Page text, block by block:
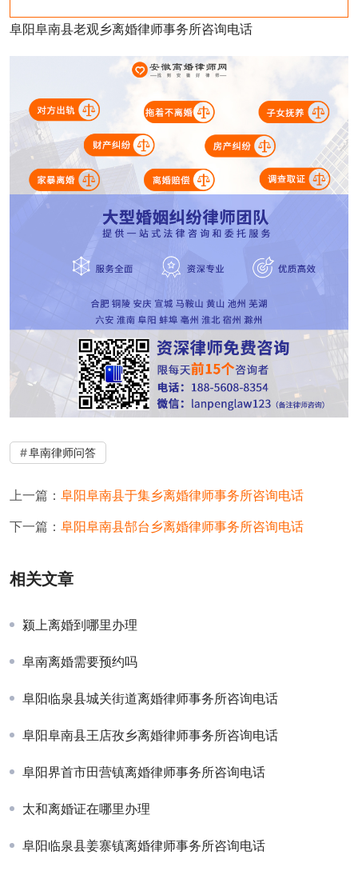
阜阳阜南县老观乡离婚律师事务所咨询电话
阜南律师问答
上一篇： 阜阳阜南县于集乡离婚律师事务所咨询电话
下一篇： 阜阳阜南县郜台乡离婚律师事务所咨询电话
相关文章
颍上离婚到哪里办理
阜南离婚需要预约吗
阜阳临泉县城关街道离婚律师事务所咨询电话
阜阳阜南县王店孜乡离婚律师事务所咨询电话
阜阳界首市田营镇离婚律师事务所咨询电话
太和离婚证在哪里办理
阜阳临泉县姜寨镇离婚律师事务所咨询电话